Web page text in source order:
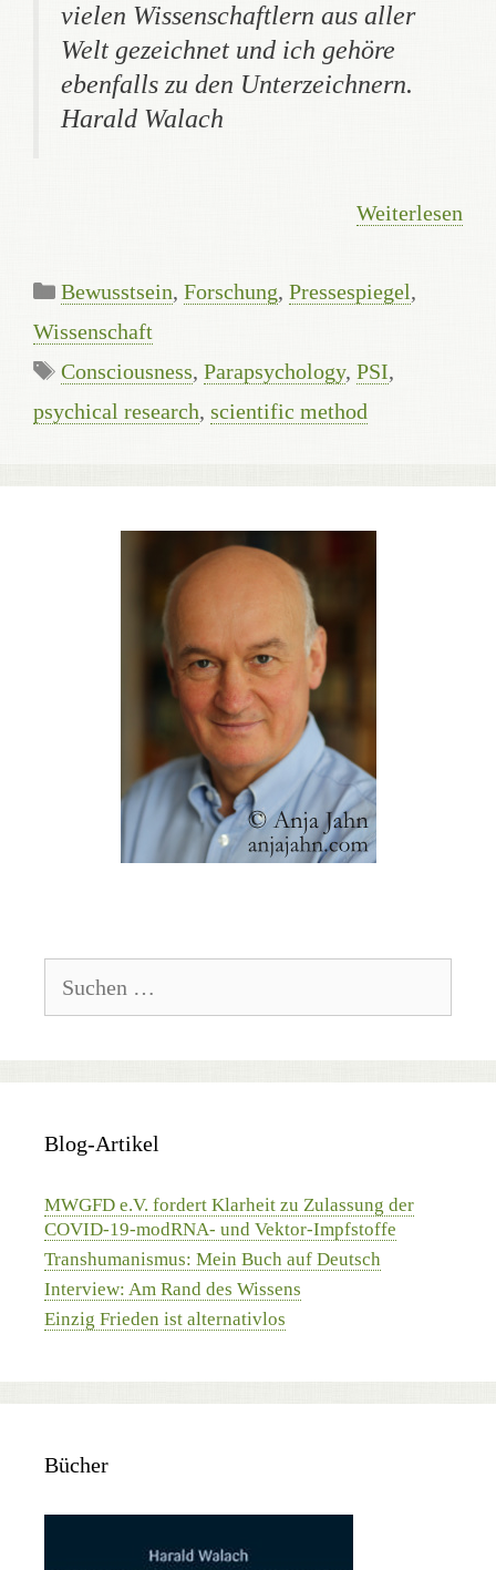
vielen Wissenschaftlern aus aller
Welt gezeichnet und ich gehöre
ebenfalls zu den Unterzeichnern.
Harald Walach
Weiterlesen
Kategorien
Bewusstsein, Forschung, Pressespiegel,
Wissenschaft
Schlagwörter
Consciousness, Parapsychology, PSI,
psychical research, scientific method
nach:
Blog-Artikel
MWGFD e.V. fordert Klarheit zu Zulassung der
COVID-19-modRNA- und Vektor-Impfstoffe
Transhumanismus: Mein Buch auf Deutsch
Interview: Am Rand des Wissens
Einzig Frieden ist alternativlos
Bücher